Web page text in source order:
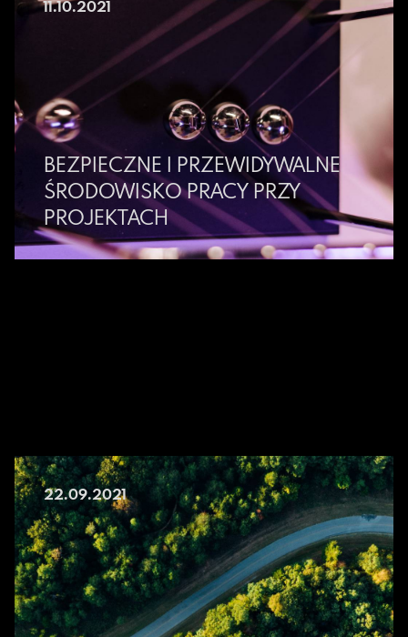
11.10.2021
BEZPIECZNE I PRZEWIDYWALNE
ŚRODOWISKO PRACY PRZY
PROJEKTACH
22.09.2021